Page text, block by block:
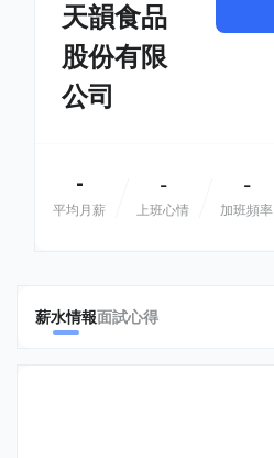
天韻食品
股份有限
公司
-
平均月薪
-
上班心情
-
加班頻率
薪水情報面試心得